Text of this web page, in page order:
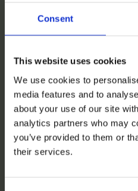
Consent
This website uses cookies
We use cookies to
media features and to
about your use of our site
analytics partners who may
you’ve provided to them or
their services.
für